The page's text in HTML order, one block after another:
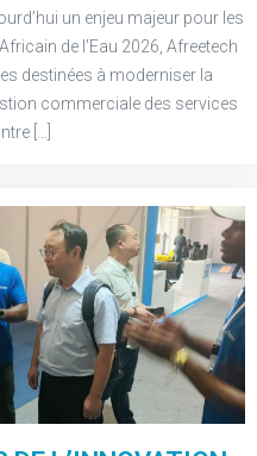
un enjeu majeur pour les
de l’Eau 2026, Afreetech
destinées à moderniser la
commerciale des services
[…]